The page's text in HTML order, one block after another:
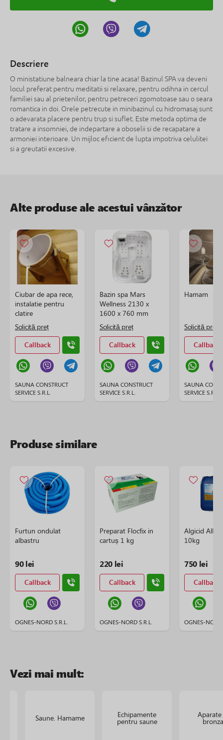
Descriere
O ministatiune balneara chiar la tine acasa! Bazinul SPA va deveni
locul preferat pentru meditatii si relaxare, pentru odihna in cercul
familiei sau al prietenilor, pentru petreceri zgomotoase sau o seara
romantica in doi. Orele petrecute in minibazinul cu hidromasaj sunt
o adevarata placere pentru trup si suflet. Este metoda optima de
tratare a insomniei, de indepartare a oboselii si de recapatare a
armoniei interioare. Un mijloc eficient de lupta impotriva celulitei
si a greutatii excesive.
Alte produse ale acestui vânzător
Ciubar de apa rece,
instalatie pentru
clatire
Solicită preț
Callback
SAUNA CONSTRUCT
SERVICE S.R.L.
Bazin spa Mars
Wellness 2130 x
1600 x 760 mm
Solicită preț
Callback
SAUNA CONSTRUCT
SERVICE S.R.L.
Hamam
Solicită preț
Callback
SAUNA
SERVICE S.R.L.
Produse similare
Furtun ondulat
albastru
90 lei
Callback
OGNES-NORD S.R.L.
Preparat Flocfix in
cartuș 1 kg
220 lei
Callback
OGNES-NORD S.R.L.
Algicid Alba
10kg
750 lei
Callback
OGNES-NORD
Vezi mai mult:
Saune. Hamame Echipamente
pentru saune
Aparate